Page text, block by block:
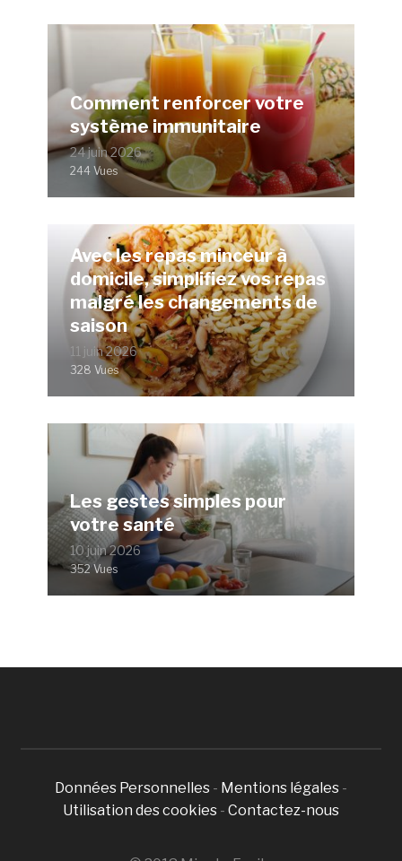
Comment renforcer votre
système immunitaire
24 juin 2026
244 Vues
Avec les repas minceur à
domicile, simplifiez vos repas
malgré les changements de
saison
11 juin 2026
328 Vues
Les gestes simples pour
votre santé
10 juin 2026
352 Vues
Données Personnelles - Mentions légales -
Utilisation des cookies - Contactez-nous